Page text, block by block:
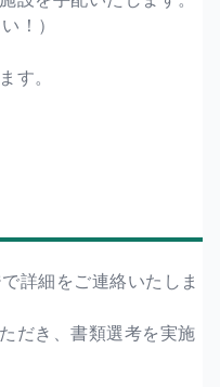
！）
す。
詳細をご連絡いたしま
だき、書類選考を実施